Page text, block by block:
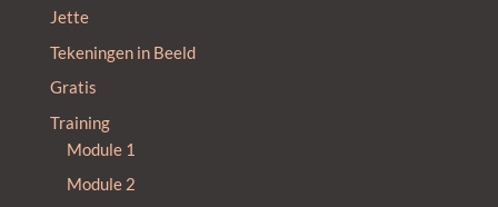
Jette
Tekeningen in Beeld
Gratis
Training
Module 1
Module 2